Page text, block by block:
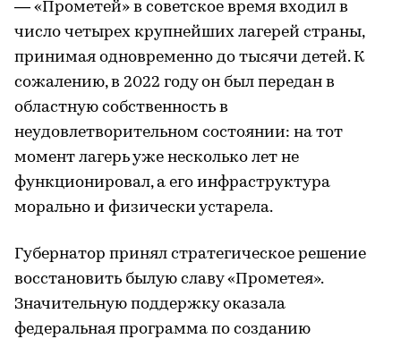
— «Прометей» в советское время входил в
число четырех крупнейших лагерей страны,
принимая одновременно до тысячи детей. К
сожалению, в 2022 году он был передан в
областную собственность в
неудовлетворительном состоянии: на тот
момент лагерь уже несколько лет не
функционировал, а его инфраструктура
морально и физически устарела.
Губернатор принял стратегическое решение
восстановить былую славу «Прометея».
Значительную поддержку оказала
федеральная программа по созданию